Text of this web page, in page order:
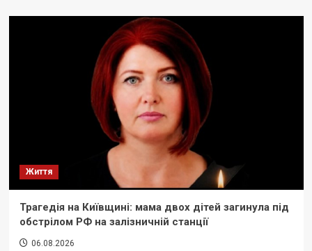
Життя
Трагедія на Київщині: мама двох дітей загинула під
обстрілом РФ на залізничній станції
06.08.2026